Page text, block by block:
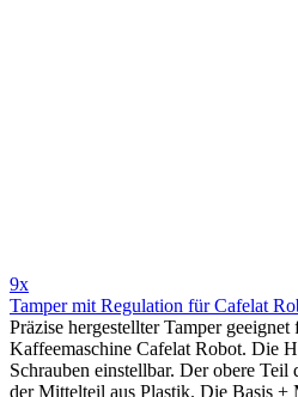
9x
Tamper mit Regulation für Cafelat
Präzise hergestellter Tamper
Kaffeemaschine Cafelat Robot. Die
Schrauben einstellbar. Der obere
der Mittelteil aus Plastik. Die Basis +